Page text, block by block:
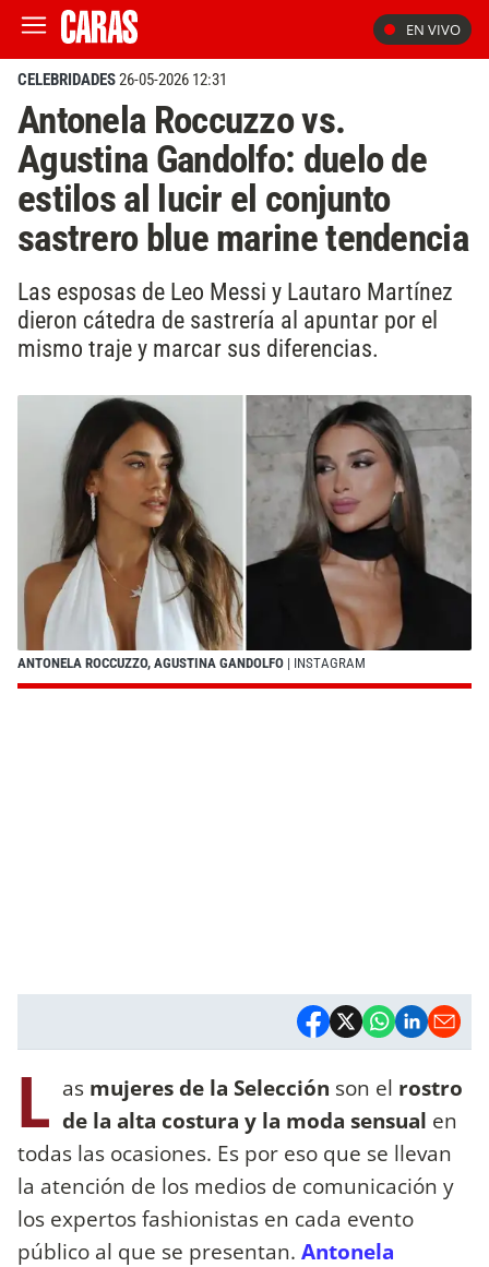
EN VIVO
CELEBRIDADES26-05-2026 12:31
Antonela Roccuzzo vs.
Agustina Gandolfo: duelo de
estilos al lucir el conjunto
sastrero blue marine tendencia
Las esposas de Leo Messi y Lautaro Martínez
dieron cátedra de sastrería al apuntar por el
mismo traje y marcar sus diferencias.
ANTONELA ROCCUZZO, AGUSTINA GANDOLFO | INSTAGRAM
L as mujeres de la Selección son el rostro
de la alta costura y la moda sensual en
todas las ocasiones. Es por eso que se llevan
la atención de los medios de comunicación y
los expertos fashionistas en cada evento
público al que se presentan. Antonela